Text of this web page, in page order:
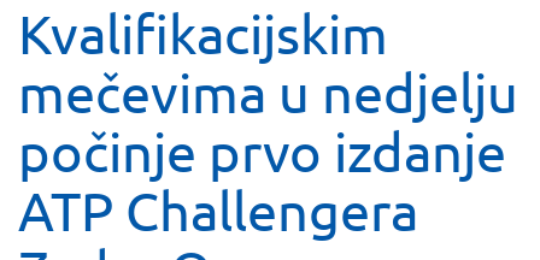
Kvalifikacijskim
mečevima u nedjelju
počinje prvo izdanje
ATP Challengera